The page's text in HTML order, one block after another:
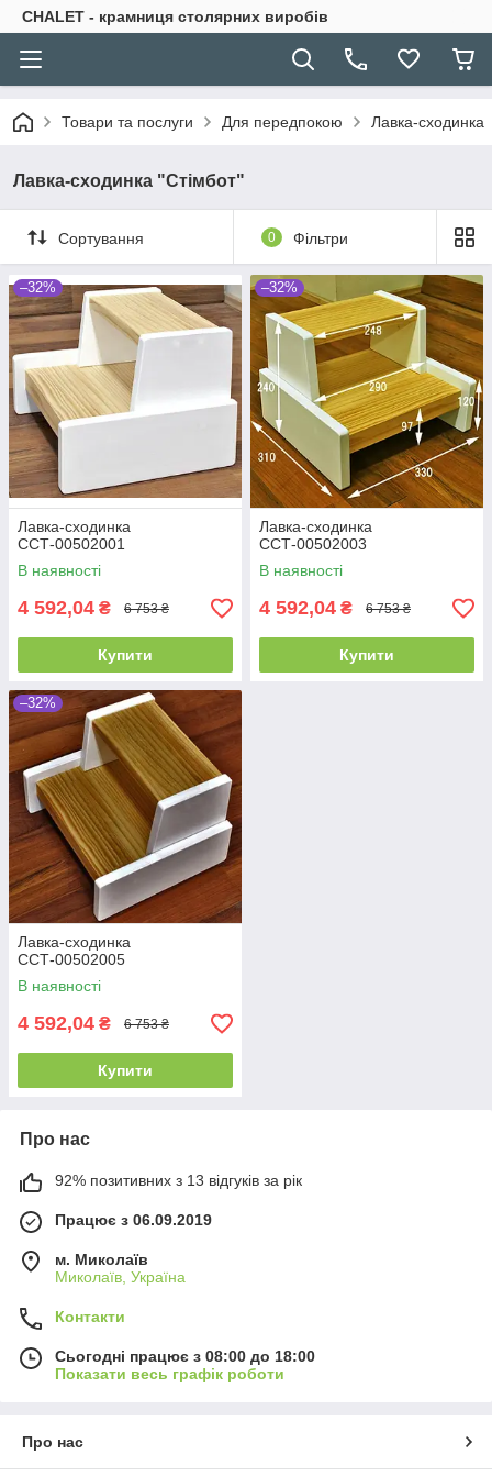
CHALET - крамниця столярних виробів
Товари та послуги Для передпокою Лавка-сходинка
Лавка-сходинка "Стімбот"
Сортування 0 Фільтри
–32%
Лавка-сходинка
ССТ-00502001
В наявності
4 592,04 ₴ 6 753 ₴
Купити
–32%
Лавка-сходинка
ССТ-00502003
В наявності
4 592,04 ₴ 6 753 ₴
Купити
–32%
Лавка-сходинка
ССТ-00502005
В наявності
4 592,04 ₴ 6 753 ₴
Купити
Про нас
92% позитивних з 13 відгуків за рік
Працює з 06.09.2019
м. Миколаїв
Миколаїв, Україна
Контакти
Сьогодні працює з 08:00 до 18:00
Показати весь графік роботи
Про нас